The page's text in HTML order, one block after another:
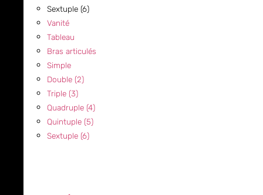
Sextuple (6)
Vanité
Tableau
Bras articulés
Simple
Double (2)
Triple (3)
Quadruple (4)
Quintuple (5)
Sextuple (6)